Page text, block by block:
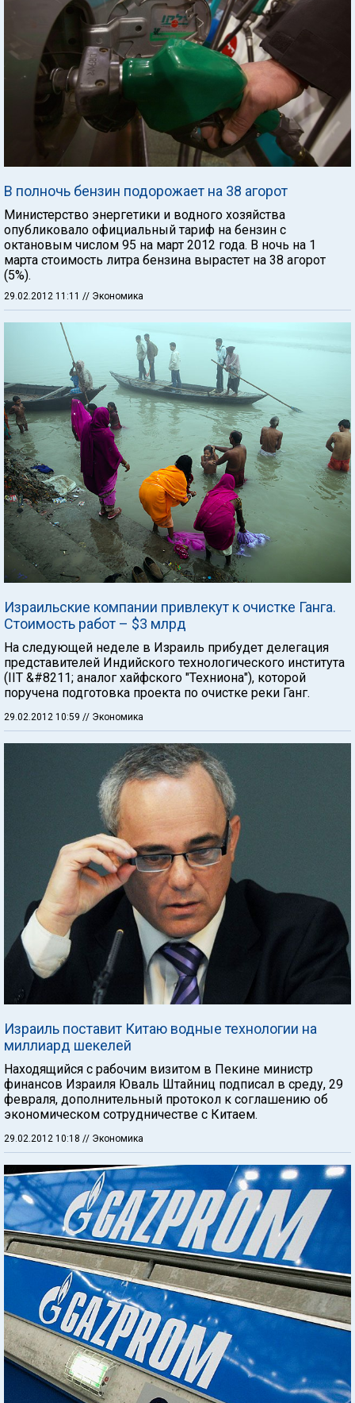
В полночь бензин подорожает на 38 агорот
Министерство энергетики и водного хозяйства
опубликовало официальный тариф на бензин с
октановым числом 95 на март 2012 года. В ночь на 1
марта стоимость литра бензина вырастет на 38 агорот
(5%).
29.02.2012 11:11 // Экономика
Израильские компании привлекут к очистке Ганга.
Стоимость работ – $3 млрд
На следующей неделе в Израиль прибудет делегация
представителей Индийского технологического института
(IIT &#8211; аналог хайфского "Техниона"), которой
поручена подготовка проекта по очистке реки Ганг.
29.02.2012 10:59 // Экономика
Израиль поставит Китаю водные технологии на
миллиард шекелей
Находящийся с рабочим визитом в Пекине министр
финансов Израиля Юваль Штайниц подписал в среду, 29
февраля, дополнительный протокол к соглашению об
экономическом сотрудничестве с Китаем.
29.02.2012 10:18 // Экономика